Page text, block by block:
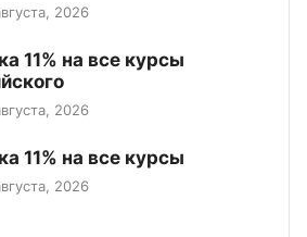
2026
11% на все курсы
2026
11% на все курсы
2026